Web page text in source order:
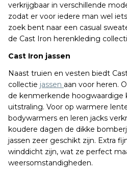
verkrijgbaar in verschillende
zodat er voor iedere man wel
zoek bent naar een casual
de Cast Iron herenkleding
Cast Iron jassen
Naast truien en vesten biedt
collectie jassen aan voor heren.
de kenmerkende hoogwaardige
uitstraling. Voor op warmere
bodywarmers en leren jacks
koudere dagen de dikke
jassen zeer geschikt zijn. Extra
winddicht zijn, wat ze perfect
weersomstandigheden.